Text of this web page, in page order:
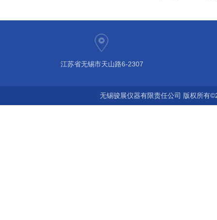
江苏省无锡市天山路6-2307
无锡骏展仪器有限责任公司 版权所有